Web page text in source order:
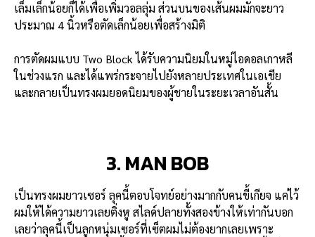
เล็มเล็กน้อยก็ได้เพื่อเพิ่มวอลลุ่ม ส่วนบนของเส้นผมมักจะยาว
ประมาณ 4 นิ้วหรือตัดเล็กน้อยเพื่อสร้างมิติ
การตัดผมแบบ Two Block ได้รับความนิยมในหมู่ไอดอลเกาหลี
ในช่วงแรก และได้แพร่กระจายไปยังหลายประเทศในเอเชีย
และกลายเป็นทรงผมยอดนิยมของผู้ชายในระยะเวลาอันสั้น
3. MAN BOB
เป็นทรงผมยาวเซอร์ ลุคนี้ตอบโจทย์อย่างมากกับคนขี้เกียจ แค่ไว้
ผมให้ได้ความยาวเลยติ่งหู สไลด์ปลายทั้งสองข้างให้เท่ากันบอก
เลยว่าลุคนี้เป็นลูกหนุ่มเซอร์ที่เซ็ตผมไม่ต้องยากเลยเพราะ